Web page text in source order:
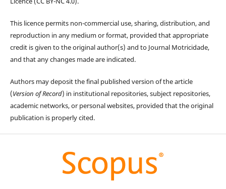
This licence permits non-commercial use, sharing, distribution, and
reproduction in any medium or format, provided that appropriate
credit is given to the original author(s) and to Journal Motricidade,
and that any changes made are indicated.
Authors may deposit the final published version of the article
(Version of Record) in institutional repositories, subject repositories,
academic networks, or personal websites, provided that the original
publication is properly cited.